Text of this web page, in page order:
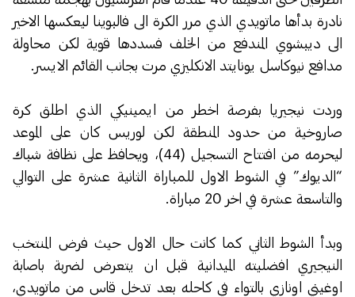
نادرة بدأها ماتويدي الذي مرر الكرة الى فالبوينا ليعكسها الاخير
الى ديبشوي المندفع من الخلف فسددها قوية لكن محاولة
مدافع نيوكاسل يونايتد الانكليزي مرت بجانب القائم الايسر.
وردت نيجيريا بفرصة اخطر من ايمينيكي الذي اطلق كرة
صاروخية من حدود المنطقة لكن لوريس كان على الموعد
ليحرمه من افتتاح التسجيل (44)، ويحافظ على نظافة شباك
“الديوك” في الشوط الاول للمباراة الثانية عشرة على التوالي
والتاسعة عشرة في اخر 20 مباراة.
وبدأ الشوط الثاني كما كانت حال الاول حيث فرض المنتخب
النيجيري افضليته الميدانية قبل ان يتعرض لضربة باصابة
اوغيني اونازي بالتواء في كاحله بعد تدخل قاس من ماتويدي،